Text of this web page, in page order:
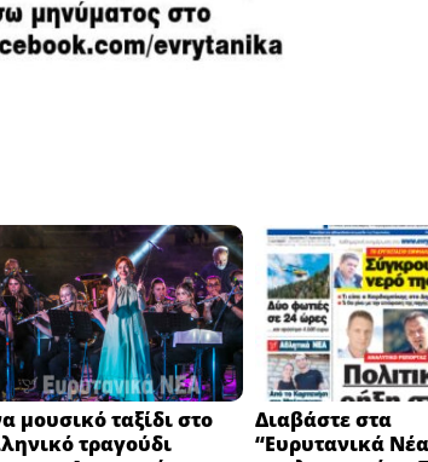
μουσικό ταξίδι στο
τραγούδι
Διαβάστε στα
“Ευρυτανικά